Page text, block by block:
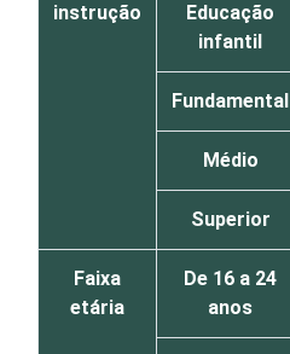
instrução
Educação
infantil
Fundamental
Médio
Superior
Faixa
etária
De 16 a 24
anos